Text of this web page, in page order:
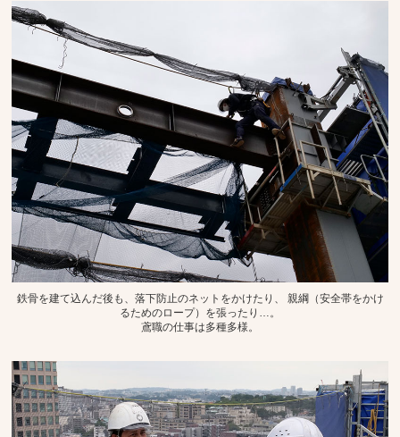
鉄骨を建て込んだ後も、落下防止のネットをかけたり、 親綱（安全帯をかけ
るためのロープ）を張ったり…。
鳶職の仕事は多種多様。